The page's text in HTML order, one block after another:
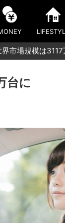
市場規模は3117
台に